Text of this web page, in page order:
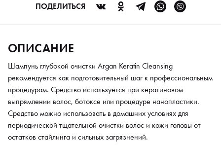
ПОДЕЛИТЬСЯ
ОПИСАНИЕ
Шампунь глубокой очистки Argan Keratin Cleansing
рекомендуется как подготовительный шаг к профессиональным
процедурам. Средство используется при кератиновом
выпрямлении волос, ботоксе или процедуре нанопластики.
Средство можно использовать в домашних условиях для
периодической тщательной очистки волос и кожи головы от
остатков стайлинга и сильных загрязнений.